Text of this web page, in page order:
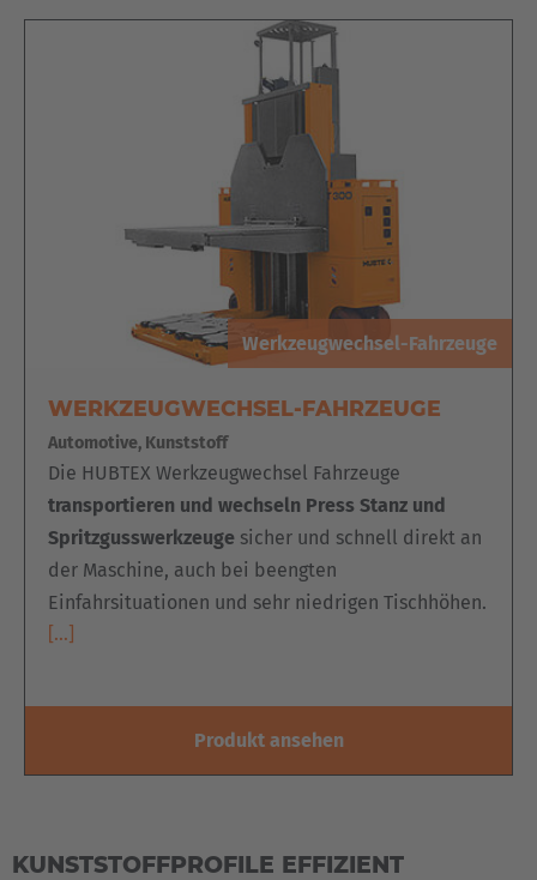
EUROPE
Belgium
Français Deutsch
Werkzeugwechsel-Fahrzeuge
WERKZEUGWECHSEL-FAHRZEUGE
Automotive, Kunststoff
Die HUBTEX Werkzeugwechsel Fahrzeuge
transportieren und wechseln Press Stanz und
Spritzgusswerkzeuge sicher und schnell direkt an
der Maschine, auch bei beengten
Einfahrsituationen und sehr niedrigen Tischhöhen.
[…]
Produkt ansehen
KUNSTSTOFFPROFILE EFFIZIENT